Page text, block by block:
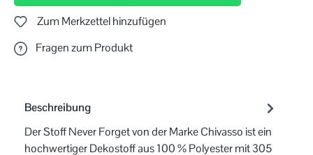
Zum Merkzettel hinzufügen
Fragen zum Produkt
Beschreibung
Der Stoff Never Forget von der Marke Chivasso ist ein
hochwertiger Dekostoff aus 100 % Polyester mit 305